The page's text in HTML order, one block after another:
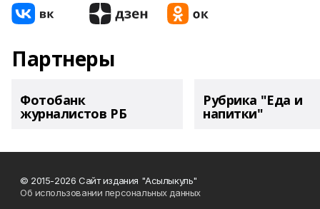
Партнеры
Фотобанк
журналистов РБ
Рубрика "Еда и
напитки"
© 2015-2026 Сайт издания "Асылыкуль"
Об использовании персональных данных